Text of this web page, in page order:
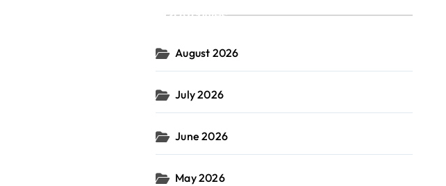
Archives
August 2026
July 2026
June 2026
May 2026